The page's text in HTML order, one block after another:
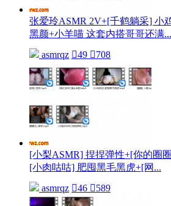
张爱玲ASMR 2V+[千鹤躺采] 小
黑颜+小羊喵 这套内搭哥哥还满...
asmrqz 49 708
[小梨ASMR] 捏捏弹性+[你的圈
[小肉咕咕] 肥囤黑毛黑虎+[网...
asmrqz 46 589